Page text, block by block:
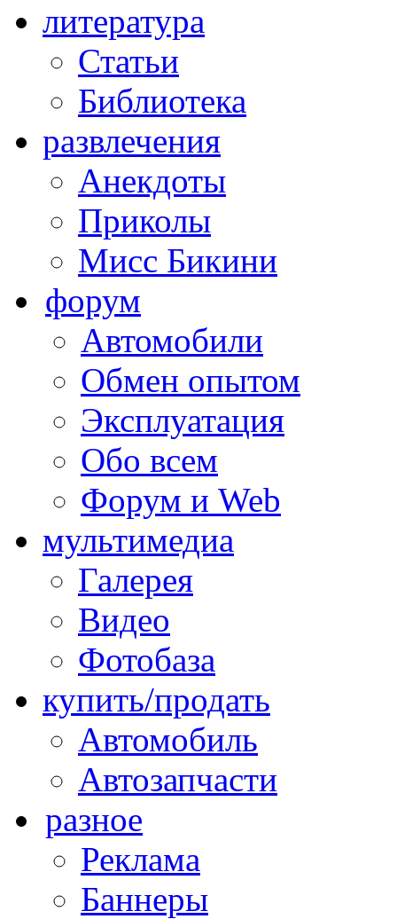
литература
Статьи
Библиотека
развлечения
Анекдоты
Приколы
Мисс Бикини
форум
Автомобили
Обмен опытом
Эксплуатация
Обо всем
Форум и Web
мультимедиа
Галерея
Видео
Фотобаза
купить/продать
Автомобиль
Автозапчасти
разное
Реклама
Баннеры